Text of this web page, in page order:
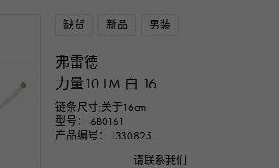
缺货 新品 男装
弗雷德
力量10 LM 白 16
链条尺寸:关于16cm
型号： 6B0161
产品编号： J330825
请联系我们